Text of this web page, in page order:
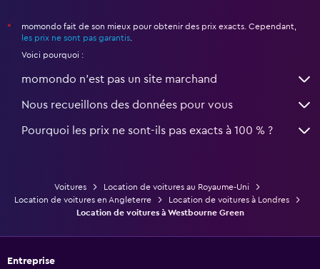
*
momondo fait de son mieux pour obtenir des prix exacts. Cependant,
les prix ne sont pas garantis.
Voici pourquoi :
momondo n'est pas un site marchand
Nous recueillons des données pour vous
Pourquoi les prix ne sont-ils pas exacts à 100 % ?
Voitures
Location de voitures au Royaume-Uni
Location de voitures en Angleterre
Location de voitures à Londres
Location de voitures à Westbourne Green
Entreprise